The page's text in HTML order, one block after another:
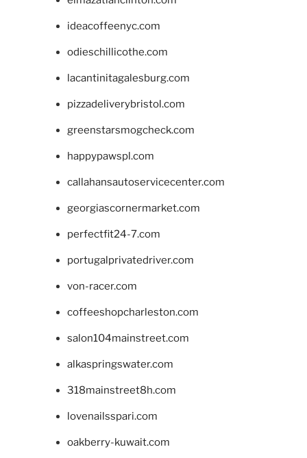
ideacoffeenyc.com
odieschillicothe.com
lacantinitagalesburg.com
pizzadeliverybristol.com
greenstarsmogcheck.com
happypawspl.com
callahansautoservicecenter.com
georgiascornermarket.com
perfectfit24-7.com
portugalprivatedriver.com
von-racer.com
coffeeshopcharleston.com
salon104mainstreet.com
alkaspringswater.com
318mainstreet8h.com
lovenailsspari.com
oakberry-kuwait.com